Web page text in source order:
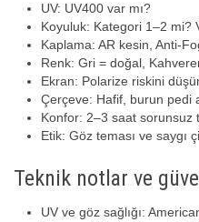
UV: UV400 var mı?
Koyuluk: Kategori 1–2 mi?
Kaplama: AR kesin, Anti-
Renk: Gri = doğal,
Ekran: Polarize riskini
Çerçeve: Hafif, burun pedi
Konfor: 2–3 saat sorunsuz
Etik: Göz teması ve saygı
Teknik notlar ve
UV ve göz sağlığı: